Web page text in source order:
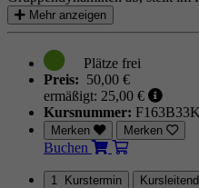
Mehr anzeigen
Preis: 50,00 €
ermäßigt: 25,00 €
Kursnummer: F163B33K
Merken Merken
Buchen
1 Kurstermin